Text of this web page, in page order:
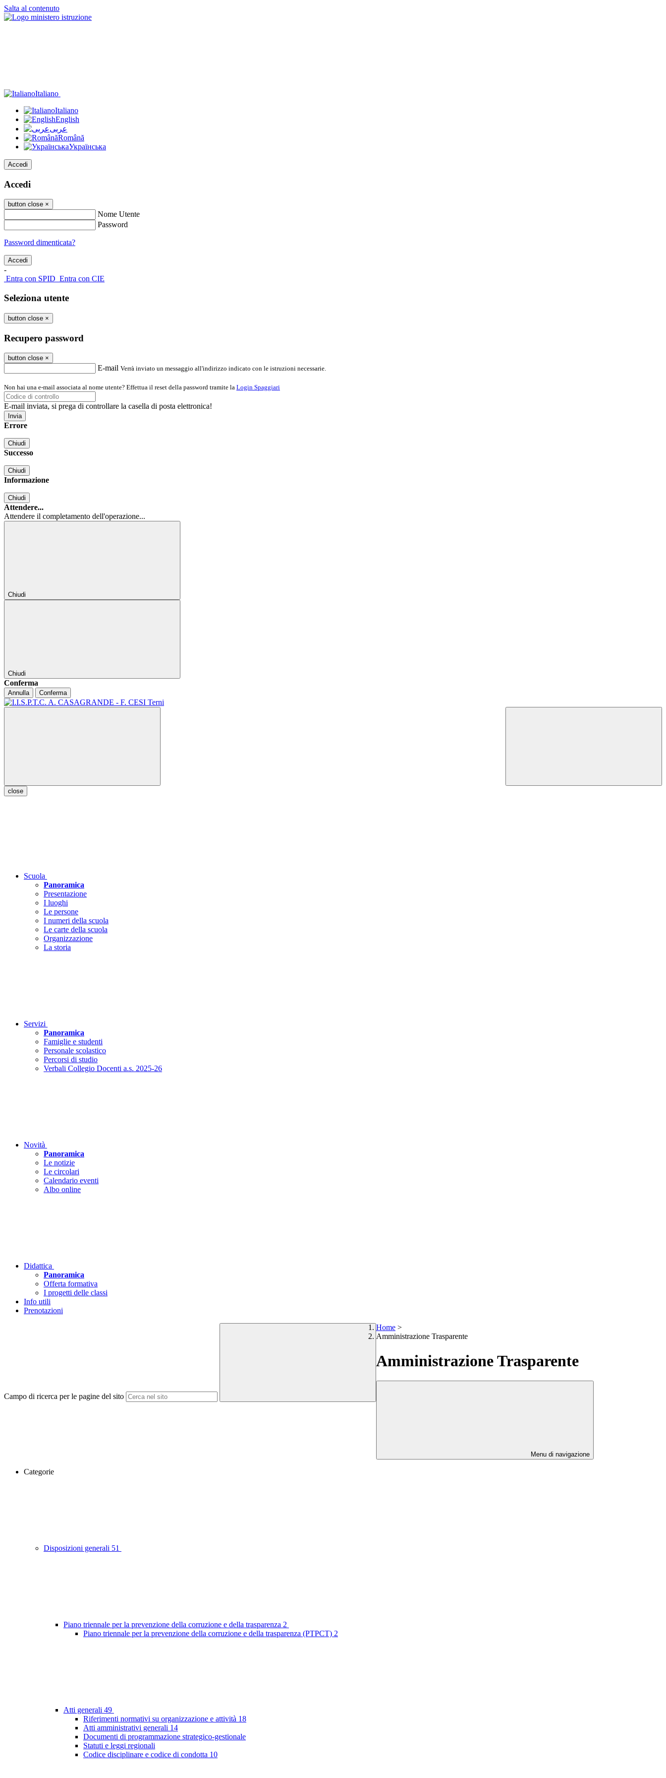
Salta al contenuto
Italiano
Italiano
English
عربى
Română
Українська
Accedi
Accedi
button close ×
Nome Utente
Password
Password dimenticata?
-
Entra con SPID Entra con CIE
Seleziona utente
button close ×
Recupero password
button close ×
E-mail Verrà inviato un messaggio all'indirizzo indicato con le istruzioni necessarie.
Non hai una e-mail associata al nome utente? Effettua il reset della password tramite la Login Spaggiari
E-mail inviata, si prega di controllare la casella di posta elettronica!
Errore
Chiudi
Successo
Chiudi
Informazione
Chiudi
Attendere...
Attendere il completamento dell'operazione...
Chiudi
Chiudi
Conferma
Annulla Conferma
close
Scuola
Panoramica
Presentazione
I luoghi
Le persone
I numeri della scuola
Le carte della scuola
Organizzazione
La storia
Servizi
Panoramica
Famiglie e studenti
Personale scolastico
Percorsi di studio
Verbali Collegio Docenti a.s. 2025-26
Novità
Panoramica
Le notizie
Le circolari
Calendario eventi
Albo online
Didattica
Panoramica
Offerta formativa
I progetti delle classi
Info utili
Prenotazioni
Campo di ricerca per le pagine del sito
Home >
Amministrazione Trasparente
Amministrazione Trasparente
Menu di navigazione
Categorie
Disposizioni generali 51
Piano triennale per la prevenzione della corruzione e della trasparenza 2
Piano triennale per la prevenzione della corruzione e della trasparenza (PTPCT) 2
Atti generali 49
Riferimenti normativi su organizzazione e attività 18
Atti amministrativi generali 14
Documenti di programmazione strategico-gestionale
Statuti e leggi regionali
Codice disciplinare e codice di condotta 10